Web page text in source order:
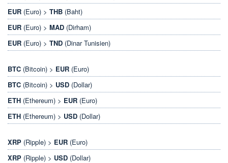
EUR (Euro) > THB (Baht)
EUR (Euro) > MAD (Dirham)
EUR (Euro) > TND (Dinar Tunisien)
BTC (Bitcoin) > EUR (Euro)
BTC (Bitcoin) > USD (Dollar)
ETH (Ethereum) > EUR (Euro)
ETH (Ethereum) > USD (Dollar)
XRP (Ripple) > EUR (Euro)
XRP (Ripple) > USD (Dollar)